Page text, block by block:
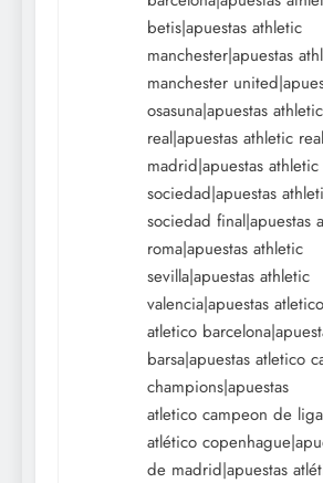
betis|apuestas athletic
manchester|apuestas
manchester
osasuna|apuestas athletic
real|apuestas athletic real
madrid|apuestas
sociedad|apuestas
sociedad final|apuestas
roma|apuestas athletic
sevilla|apuestas athletic
valencia|apuestas
atletico
barsa|apuestas atletico
champions|apuestas
atletico campeon de
atlético
de madrid|apuestas